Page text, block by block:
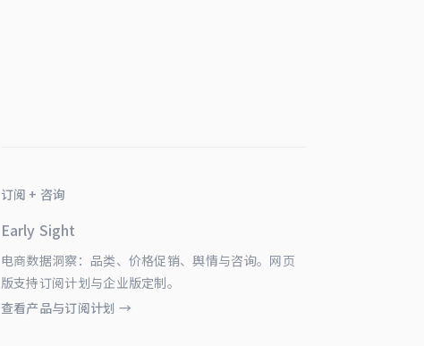
订阅 + 咨询
Early Sight
电商数据洞察：品类、价格促销、舆情与咨询。网页
版支持订阅计划与企业版定制。
查看产品与订阅计划 →